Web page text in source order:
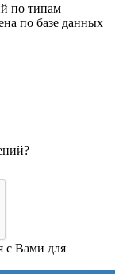
по типам
по базе данных
с Вами для